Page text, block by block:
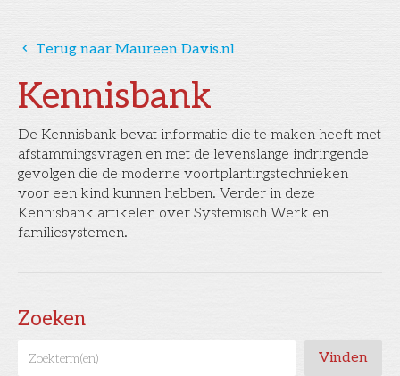
Kennisbank
De Kennisbank bevat informatie die te maken heeft met
afstammingsvragen en met de levenslange indringende
gevolgen die de moderne voortplantingstechnieken
voor een kind kunnen hebben. Verder in deze
Kennisbank artikelen over Systemisch Werk en
familiesystemen.
Zoeken
󰅁 Terug naar Maureen Davis.nl